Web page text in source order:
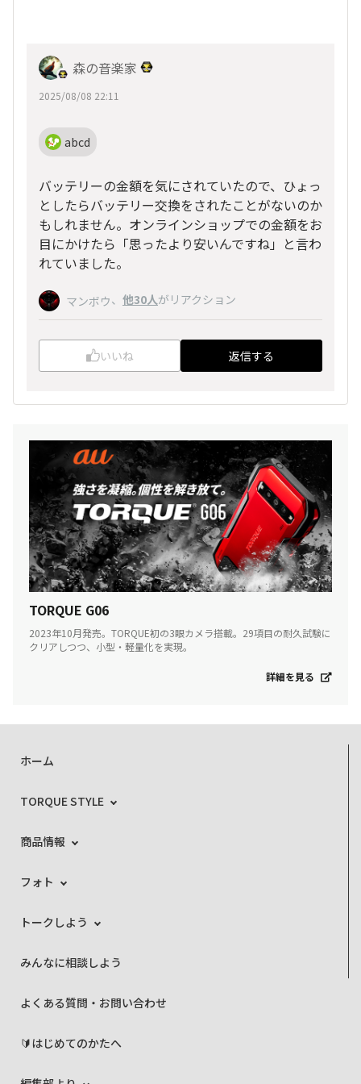
森の音楽家
2025/08/08 22:11
abcd
バッテリーの金額を気にされていたので、ひょっ
としたらバッテリー交換をされたことがないのか
もしれません。オンラインショップでの金額をお
目にかけたら「思ったより安いんですね」と言わ
れていました。
マンボウ、 他30人がリアクション
いいね 返信する
TORQUE G06
2023年10月発売。TORQUE初の3眼カメラ搭載。29項目の耐久試験に
クリアしつつ、小型・軽量化を実現。
詳細を見る
ホーム
TORQUE STYLE
商品情報
フォト
トークしよう
みんなに相談しよう
よくある質問・お問い合わせ
🔰はじめてのかたへ